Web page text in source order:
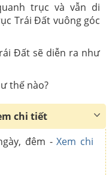
trục và vẫn di
Trái Đất vuông góc
Đất sẽ diễn ra như
thế nào?
chi tiết
đêm -Xem chi